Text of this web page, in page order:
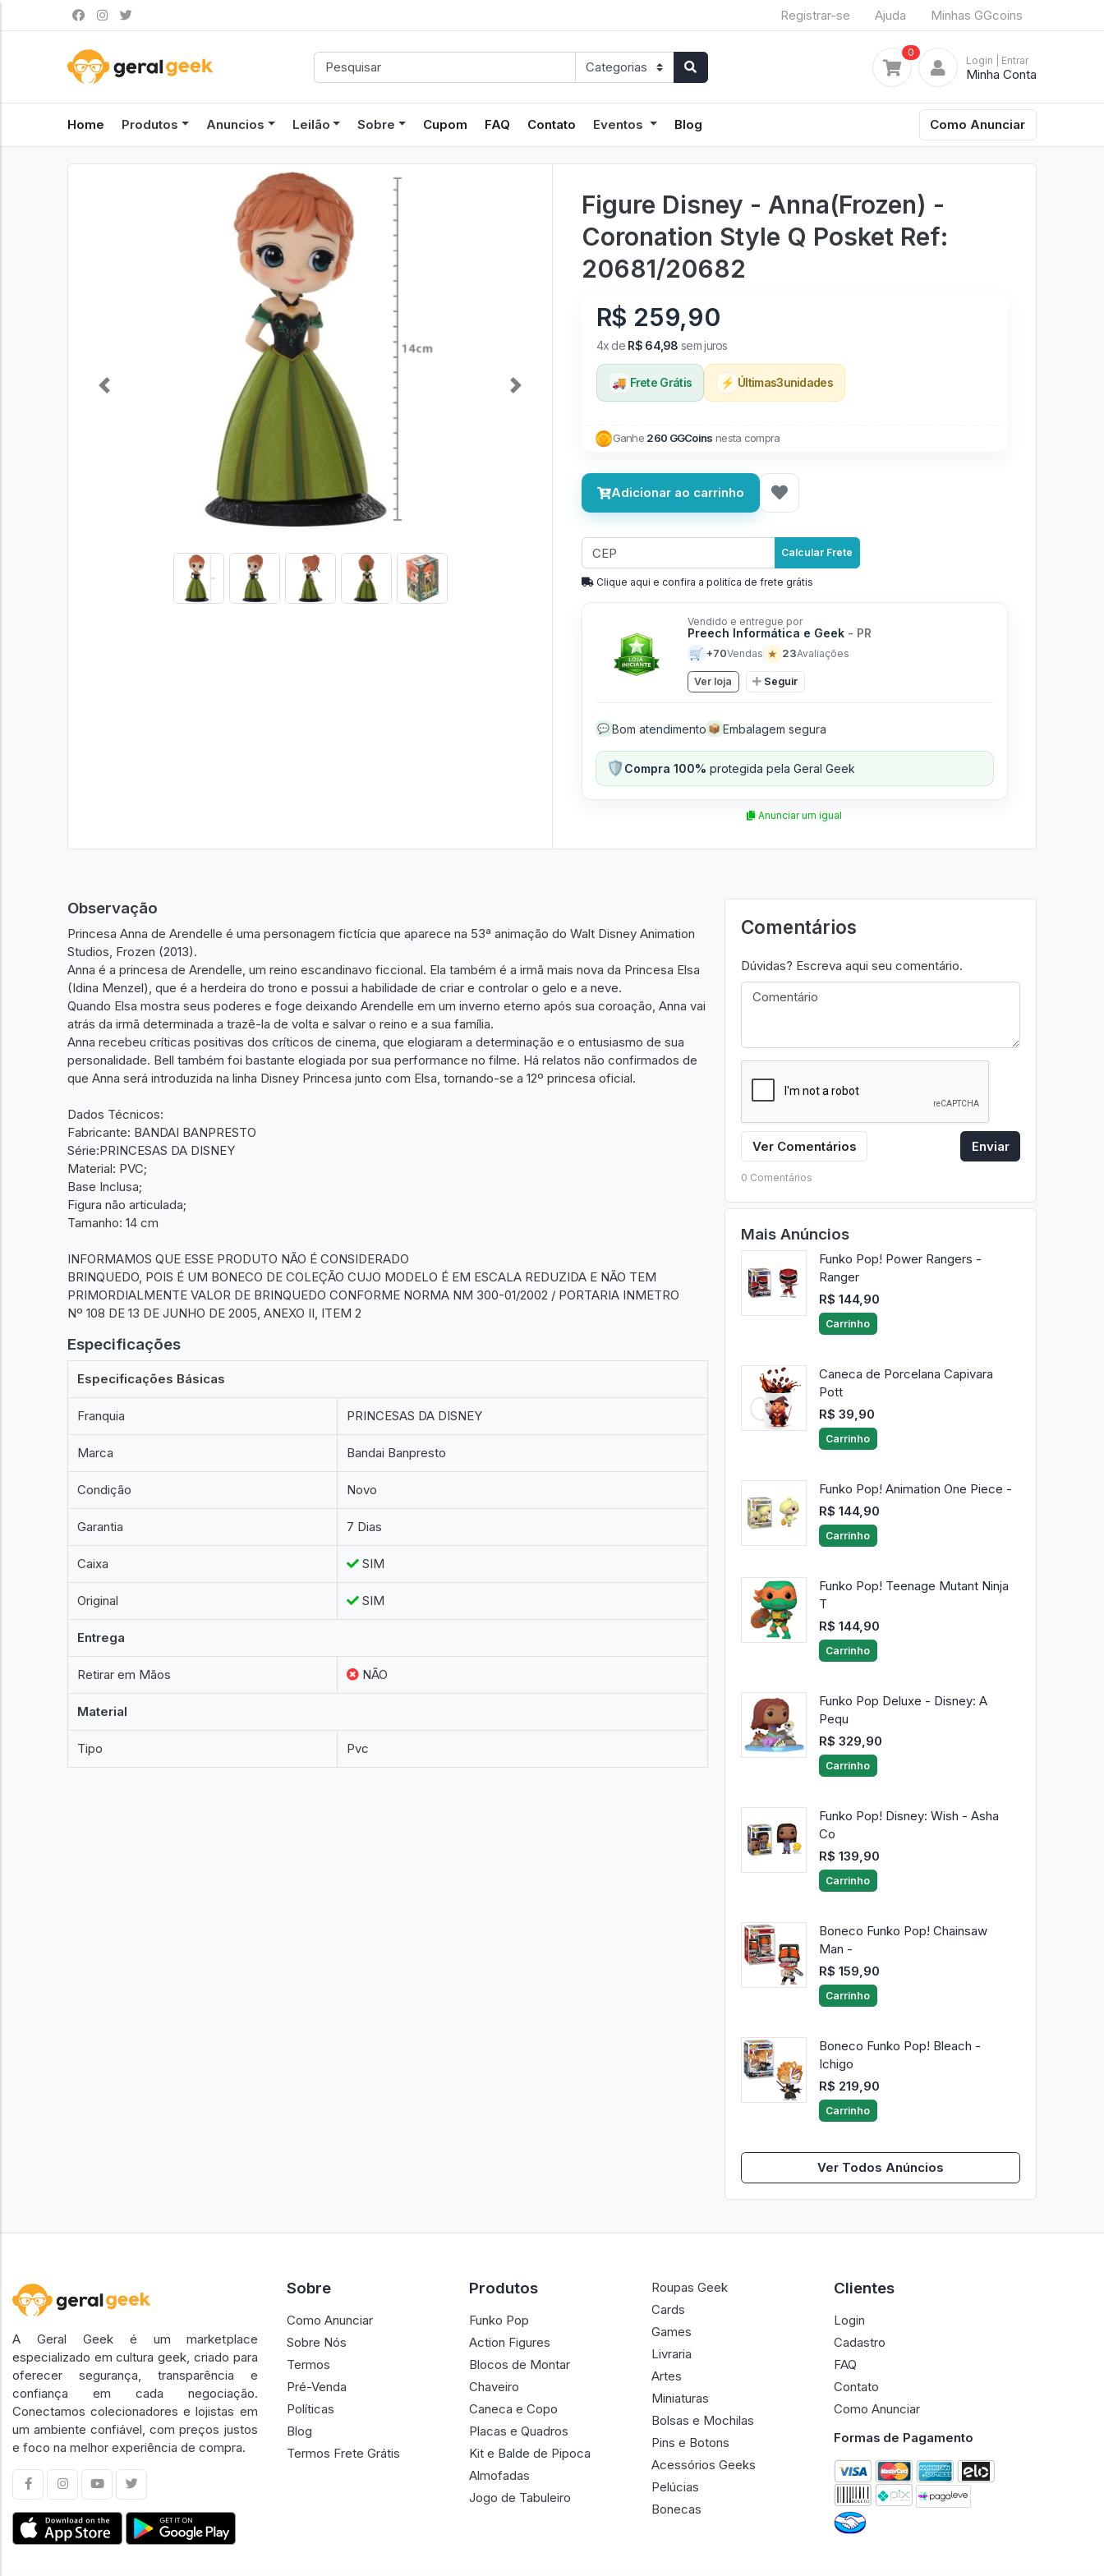
Registrar-se Ajuda Minhas GGcoins
0
Login | Entrar
Minha Conta
Home Produtos Anuncios Leilão Sobre Cupom FAQ Contato Eventos Blog Como Anunciar
Previous Next
Figure Disney - Anna(Frozen) -
Coronation Style Q Posket Ref:
20681/20682
R$ 259,90
4x de R$ 64,98 sem juros
🚚 Frete Grátis ⚡ Últimas3unidades
Ganhe 260 GGCoins nesta compra
Adicionar ao carrinho
Calcular Frete
Clique aqui e confira a politíca de frete grátis
Vendido e entregue por
Preech Informática e Geek - PR
🛒 +70Vendas ★ 23Avaliações
Ver loja Seguir
💬 Bom atendimento 📦 Embalagem segura
🛡️Compra 100% protegida pela Geral Geek
Anunciar um igual
Observação
Princesa Anna de Arendelle é uma personagem fictícia que aparece na 53ª animação do Walt Disney Animation
Studios, Frozen (2013).
Anna é a princesa de Arendelle, um reino escandinavo ficcional. Ela também é a irmã mais nova da Princesa Elsa
(Idina Menzel), que é a herdeira do trono e possui a habilidade de criar e controlar o gelo e a neve.
Quando Elsa mostra seus poderes e foge deixando Arendelle em um inverno eterno após sua coroação, Anna vai
atrás da irmã determinada a trazê-la de volta e salvar o reino e a sua família.
Anna recebeu críticas positivas dos críticos de cinema, que elogiaram a determinação e o entusiasmo de sua
personalidade. Bell também foi bastante elogiada por sua performance no filme. Há relatos não confirmados de
que Anna será introduzida na linha Disney Princesa junto com Elsa, tornando-se a 12º princesa oficial.
Dados Técnicos:
Fabricante: BANDAI BANPRESTO
Série:PRINCESAS DA DISNEY
Material: PVC;
Base Inclusa;
Figura não articulada;
Tamanho: 14 cm
INFORMAMOS QUE ESSE PRODUTO NÃO É CONSIDERADO
BRINQUEDO, POIS É UM BONECO DE COLEÇÃO CUJO MODELO É EM ESCALA REDUZIDA E NÃO TEM
PRIMORDIALMENTE VALOR DE BRINQUEDO CONFORME NORMA NM 300-01/2002 / PORTARIA INMETRO
Nº 108 DE 13 DE JUNHO DE 2005, ANEXO II, ITEM 2
Especificações
Especificações Básicas
Franquia PRINCESAS DA DISNEY
Marca Bandai Banpresto
Condição Novo
Garantia 7 Dias
Caixa SIM
Original SIM
Entrega
Retirar em Mãos NÃO
Material
Tipo Pvc
Comentários
Dúvidas? Escreva aqui seu comentário.
Ver Comentários Enviar
0 Comentários
Mais Anúncios
Funko Pop! Power Rangers -
Ranger
R$ 144,90
Carrinho
Caneca de Porcelana Capivara
Pott
R$ 39,90
Carrinho
Funko Pop! Animation One Piece -
R$ 144,90
Carrinho
Funko Pop! Teenage Mutant Ninja
T
R$ 144,90
Carrinho
Funko Pop Deluxe - Disney: A
Pequ
R$ 329,90
Carrinho
Funko Pop! Disney: Wish - Asha
Co
R$ 139,90
Carrinho
Boneco Funko Pop! Chainsaw
Man -
R$ 159,90
Carrinho
Boneco Funko Pop! Bleach -
Ichigo
R$ 219,90
Carrinho
Ver Todos Anúncios
A Geral Geek é um marketplace
especializado em cultura geek, criado para
oferecer segurança, transparência e
confiança em cada negociação.
Conectamos colecionadores e lojistas em
um ambiente confiável, com preços justos
e foco na melhor experiência de compra.
Sobre
Como Anunciar
Sobre Nós
Termos
Pré-Venda
Políticas
Blog
Termos Frete Grátis
Produtos
Funko Pop
Action Figures
Blocos de Montar
Chaveiro
Caneca e Copo
Placas e Quadros
Kit e Balde de Pipoca
Almofadas
Jogo de Tabuleiro
Roupas Geek
Cards
Games
Livraria
Artes
Miniaturas
Bolsas e Mochilas
Pins e Botons
Acessórios Geeks
Pelúcias
Bonecas
Clientes
Login
Cadastro
FAQ
Contato
Como Anunciar
Formas de Pagamento